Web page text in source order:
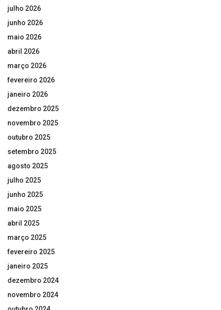
julho 2026
junho 2026
maio 2026
abril 2026
março 2026
fevereiro 2026
janeiro 2026
dezembro 2025
novembro 2025
outubro 2025
setembro 2025
agosto 2025
julho 2025
junho 2025
maio 2025
abril 2025
março 2025
fevereiro 2025
janeiro 2025
dezembro 2024
novembro 2024